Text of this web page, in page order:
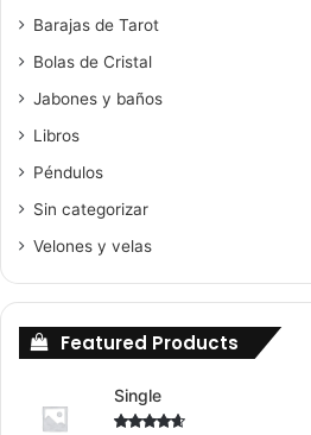
Barajas de Tarot
Bolas de Cristal
Jabones y baños
Libros
Péndulos
Sin categorizar
Velones y velas
Featured Products
Single